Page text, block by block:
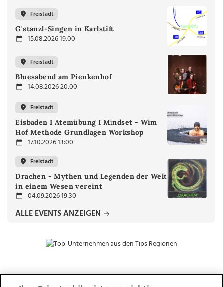
Freistadt
G'stanzl-Singen in Karlstift
15.08.2026 19:00
Freistadt
Bluesabend am Pienkenhof
14.08.2026 20:00
Freistadt
Eisbaden I Atemübung I Mindset - Wim
Hof Methode Grundlagen Workshop
17.10.2026 13:00
Freistadt
Drachen - Mythen und Legenden der Welt
in einem Wesen vereint
04.09.2026 19:30
ALLE EVENTS ANZEIGEN